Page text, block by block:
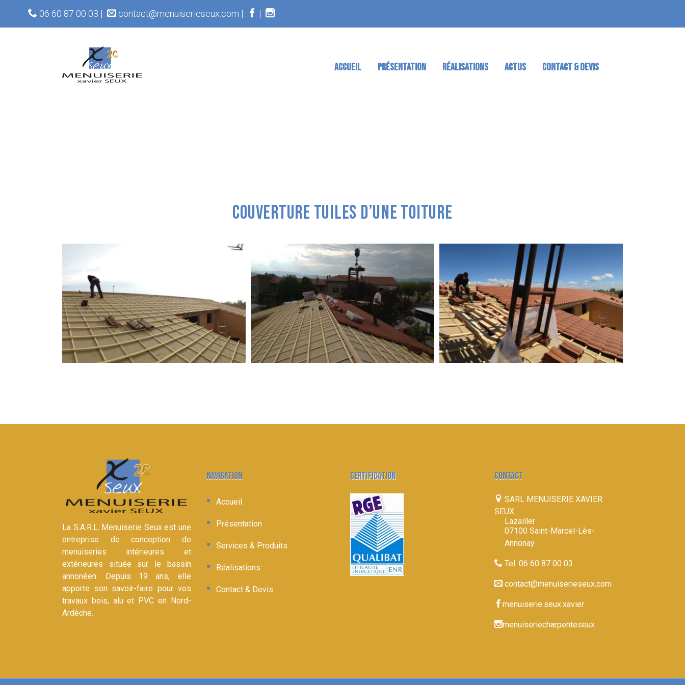
06 60 87 00 03 | contact@menuiserieseux.com | |
ACCUEIL PRÉSENTATION RÉALISATIONS ACTUS CONTACT & DEVIS
COUVERTURE TUILES D’UNE TOITURE
La S.A.R.L. Menuiserie Seux est une
entreprise de conception de
menuiseries intérieures et
extérieures située sur le bassin
annonéen. Depuis 19 ans, elle
apporte son savoir-faire pour vos
travaux bois, alu et PVC en Nord-
Ardèche.
NAVIGATION
Accueil
Présentation
Services & Produits
Réalisations
Contact & Devis
CERTIFICATION CONTACT
SARL MENUISERIE XAVIER
SEUX
Lazailler
07100 Saint-Marcel-Lès-
Annonay
Tel. 06 60 87 00 03
contact@menuiserieseux.com
menuiserie.seux.xavier
menuiseriecharpenteseux